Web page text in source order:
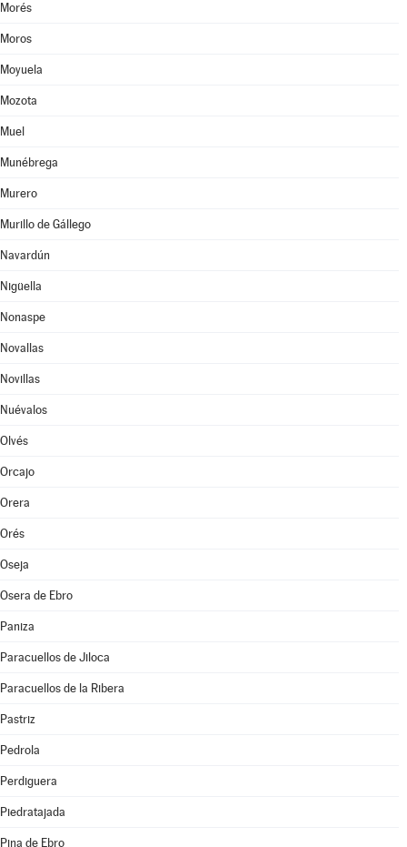
Morés
Moros
Moyuela
Mozota
Muel
Munébrega
Murero
Murillo de Gállego
Navardún
Nigüella
Nonaspe
Novallas
Novillas
Nuévalos
Olvés
Orcajo
Orera
Orés
Oseja
Osera de Ebro
Paniza
Paracuellos de Jiloca
Paracuellos de la Ribera
Pastriz
Pedrola
Perdiguera
Piedratajada
Pina de Ebro